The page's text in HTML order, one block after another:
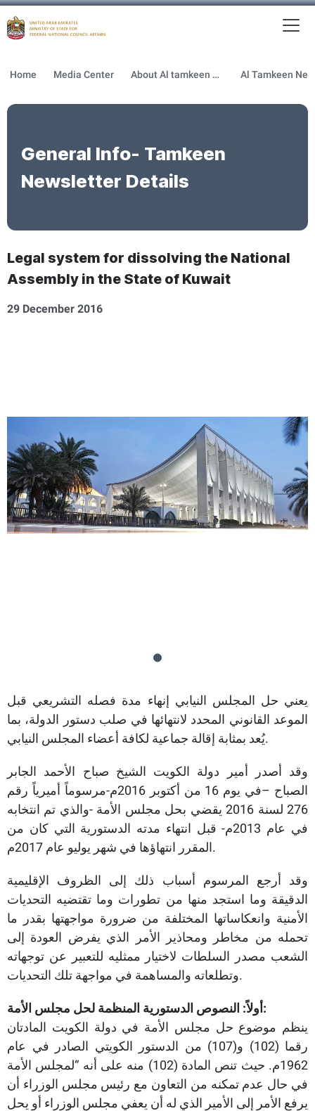
Home Media Center About Al tamkeen newsletter
General Info- Tamkeen
Newsletter Details
Legal system for dissolving the National
Assembly in the State of Kuwait
29 December 2016
يعني حل المجلس النيابي إنهاء مدة فصله التشريعي قبل
الموعد القانوني المحدد لانتهائها في صلب دستور الدولة، بما
يُعد بمثابة إقالة جماعية لكافة أعضاء المجلس النيابي.
وقد أصدر أمير دولة الكويت الشيخ صباح الأحمد الجابر
الصباح –في يوم 16 من أكتوبر 2016م-مرسوماً أميرياً رقم
276 لسنة 2016 يقضي بحل مجلس الأمة -والذي تم انتخابه
في عام 2013م- قبل انتهاء مدته الدستورية التي كان من
المقرر انتهاؤها في شهر يوليو عام 2017م.
وقد أرجع المرسوم أسباب ذلك إلى الظروف الإقليمية
الدقيقة وما استجد منها من تطورات وما تقتضيه التحديات
الأمنية وانعكاساتها المختلفة من ضرورة مواجهتها بقدر ما
تحمله من مخاطر ومحاذير الأمر الذي يفرض العودة إلى
الشعب مصدر السلطات لاختيار ممثليه للتعبير عن توجهاته
وتطلعاته والمساهمة في مواجهة تلك التحديات.
أولاً: النصوص الدستورية المنظمة لحل مجلس الأمة:
ينظم موضوع حل مجلس الأمة في دولة الكويت المادتان
رقما (102) و(107) من الدستور الكويتي الصادر في عام
1962م. حيث تنص المادة (102) منه على أنه “لمجلس الأمة
في حال عدم تمكنه من التعاون مع رئيس مجلس الوزراء أن
يرفع الأمر إلى الأمير الذي له أن يعفي مجلس الوزراء أو يحل